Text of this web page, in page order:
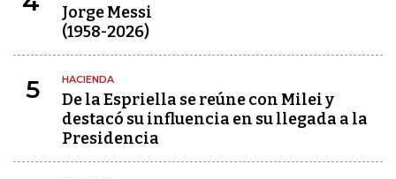
Jorge Messi
(1958-2026)
5 HACIENDA
De la Espriella se reúne con Milei y
destacó su influencia en su llegada a la
Presidencia